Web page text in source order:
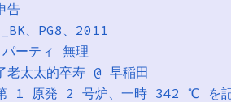
告
、PG8、2011
ーティ 無理
太太的卒寿 @ 早稲田
1 原発 2 号炉、一時 342 ℃ を